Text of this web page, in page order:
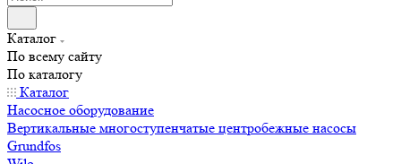
Каталог
По всему сайту
По каталогу
Каталог
Насосное оборудование
Вертикальные многоступенчатые центробежные насосы
Grundfos